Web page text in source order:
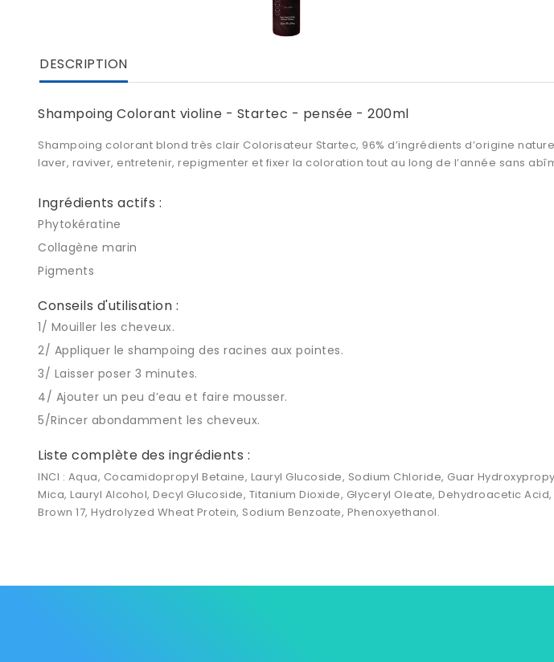
DESCRIPTION
Shampoing Colorant violine - Startec - pensée - 200ml
Shampoing colorant blond très clair Colorisateur Startec, 96% d’ingrédients d’origine
laver, raviver, entretenir, repigmenter et fixer la coloration tout au long de l’année sans
Ingrédients actifs :
Phytokératine
Collagène marin
Pigments
Conseils d'utilisation :
1/ Mouiller les cheveux.
2/ Appliquer le shampoing des racines aux pointes.
3/ Laisser poser 3 minutes.
4/ Ajouter un peu d’eau et faire mousser.
5/Rincer abondamment les cheveux.
Liste complète des ingrédients :
INCI : Aqua, Cocamidopropyl Betaine, Lauryl Glucoside, Sodium Chloride, Guar
Mica, Lauryl Alcohol, Decyl Glucoside, Titanium Dioxide, Glyceryl Oleate, Dehydroacetic
Brown 17, Hydrolyzed Wheat Protein, Sodium Benzoate, Phenoxyethanol.